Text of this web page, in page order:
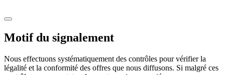
Motif du signalement
Nous effectuons systématiquement des contrôles pour vérifier la
légalité et la conformité des offres que nous diffusons. Si malgré ces